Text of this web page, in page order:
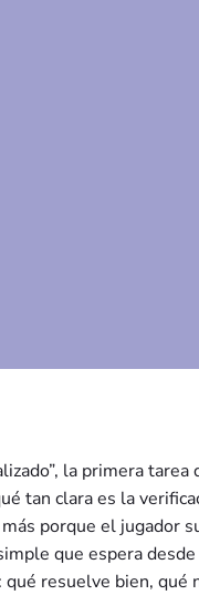
la primera tarea
tan clara es la
porque el jugador
que espera desde
qué resuelve bien, qué